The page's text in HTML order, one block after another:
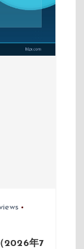
2026年7